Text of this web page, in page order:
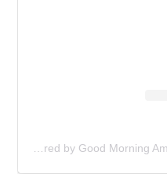
A post shared by Good Morning America (@goodmorningamerica)